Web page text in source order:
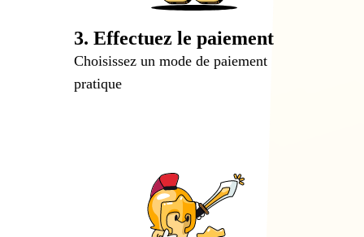
3. Effectuez le paiement
Choisissez un mode de paiement
pratique